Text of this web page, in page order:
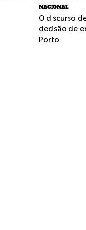
NACIONAL
O discurso
decisão de
Porto